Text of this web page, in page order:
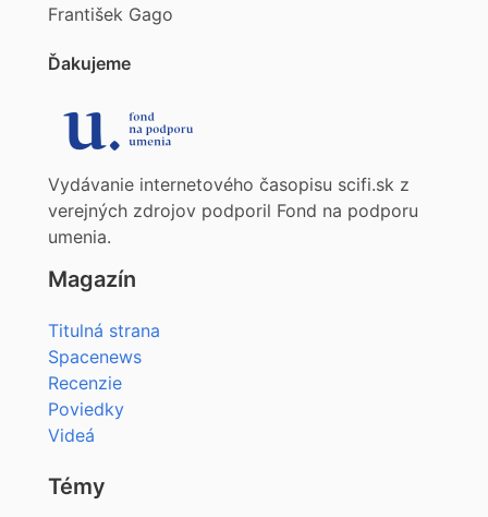
František Gago
Ďakujeme
Vydávanie internetového časopisu scifi.sk z
verejných zdrojov podporil Fond na podporu
umenia.
Magazín
Titulná strana
Spacenews
Recenzie
Poviedky
Videá
Témy